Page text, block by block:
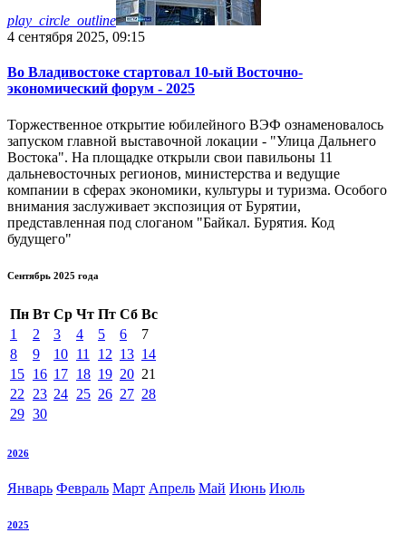
play_circle_outline
4 сентября 2025, 09:15
Во Владивостоке стартовал 10-ый Восточно-
экономический форум - 2025
Торжественное открытие юбилейного ВЭФ ознаменовалось
запуском главной выставочной локации - "Улица Дальнего
Востока". На площадке открыли свои павильоны 11
дальневосточных регионов, министерства и ведущие
компании в сферах экономики, культуры и туризма. Особого
внимания заслуживает экспозиция от Бурятии,
представленная под слоганом "Байкал. Бурятия. Код
будущего"
Сентябрь 2025 года
Пн Вт Ср Чт Пт Сб Вс
1
2 3 4 5 6
7
8
9 10 11 12 13 14
15 16 17 18 19 20 21
22
23 24 25 26 27 28
29 30
2026
Январь Февраль Март Апрель Май Июнь Июль
2025